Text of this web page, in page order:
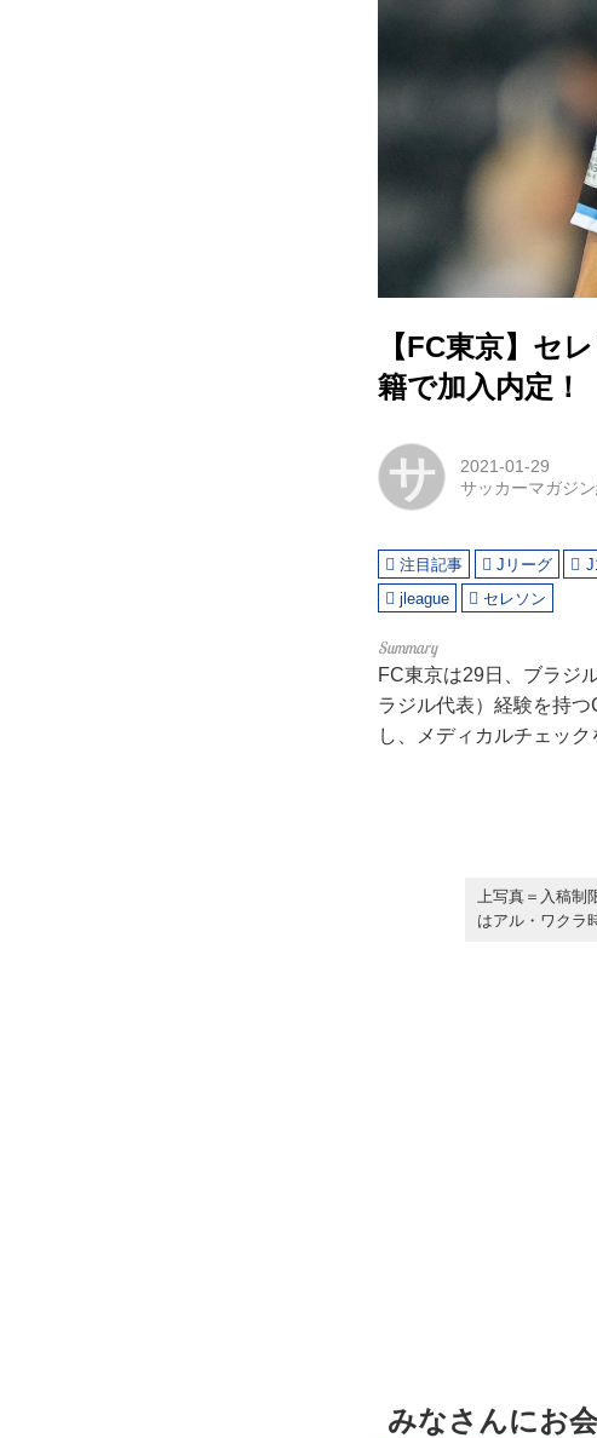
【FC東京】セ
籍で加入内定！
サ
2021-01-29
サッカーマガジ
注目記事 Jリーグ
jleague
セレソン
FC東京は29日、ブラジ
ラジル代表）経験を持
し、メディカルチェック
上写真＝入稿制
はアル・ワクラ
みなさんにお